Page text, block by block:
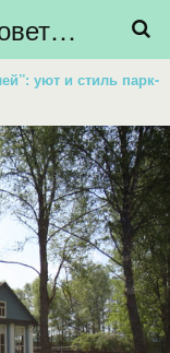
Свадебный блог - советы невестам, подготовка к свадьбе - HiBride
уют и стиль парк-